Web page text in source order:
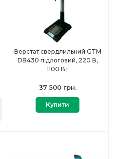
Верстат свердлильний GTM
DB430 підлоговий, 220 В,
1100 Вт
37 500 грн.
Купити